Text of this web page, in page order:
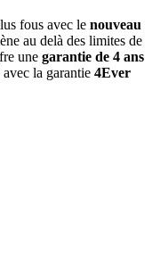
fous avec le nouveau
au delà des limites de
une garantie de 4 ans
la garantie 4Ever